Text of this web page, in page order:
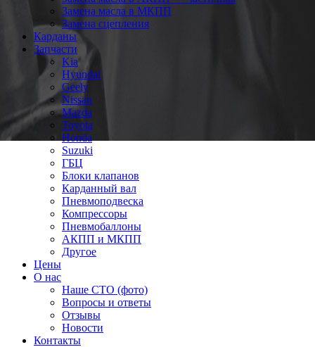
Замена масла в МКПП
Замена сцепления
Карданы
Запчасти
Kia
Hyundai
Geely
Nissan
Mazda
Toyota
Honda
Suzuki
ГБЦ
Блоки клапанов
Карданный вал
Пневмоподвеска
Компрессоры
Пневмобаллоны
АКПП и МКПП
Другое
Цены
О нас
Наше СТО (фото)
Вопросы и ответы
Отзывы
Новости
Контакты